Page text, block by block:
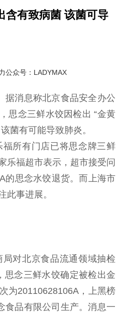
含有致病菌 该菌可导
公众号：LADYMAX
)据消息称北京食品安全办公
思念三鲜水饺因检出 “金黄
菌有可能导致肺炎。
所有门店已将思念牌三鲜
乐福超市表示，超市接受问
的思念水饺退货。而上海市
此事进展。
对北京食品流通领域抽检
思念三鲜水饺确定被检出金
为20110628106A，上黑榜
食品有限公司生产。消息一